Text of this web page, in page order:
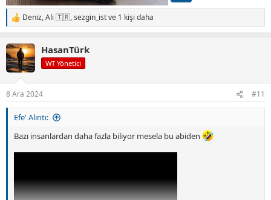
T
e
k
i
l
Deniz,Ali 🇹🇷,sezgin_istve 1 kişi daha
HasanTürk
WT Yönetici
8 Ara 2024 #11
Efe' Alıntı:
Bazı insanlardan daha fazla biliyor mesela bu abiden